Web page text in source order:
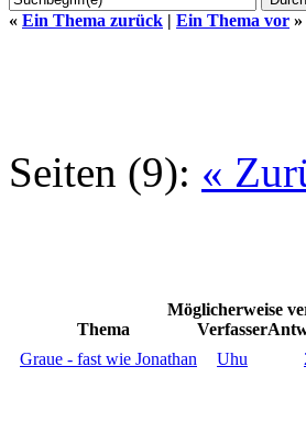
« Ein Thema zurück | Ein Thema vor »
Seiten (9): «
Möglicherweise
Thema
Verfasser
Graue - fast wie Jonathan
Uhu